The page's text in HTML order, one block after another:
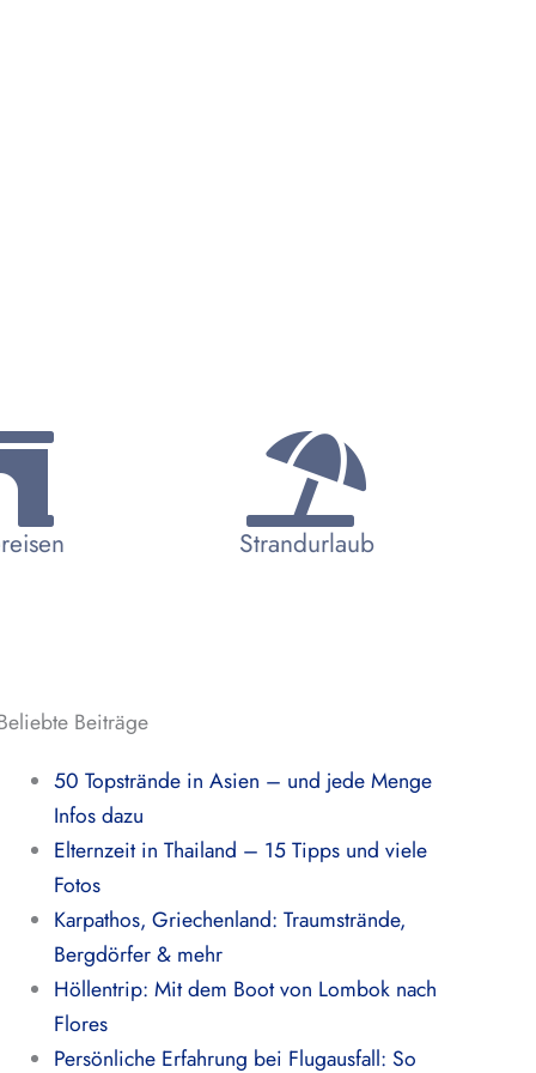
Strandurlaub
Beiträge
50 Topstrände in Asien – und jede Menge
Infos dazu
Elternzeit in Thailand – 15 Tipps und viele
Fotos
Karpathos, Griechenland: Traumstrände,
Bergdörfer & mehr
Höllentrip: Mit dem Boot von Lombok nach
Flores
Persönliche Erfahrung bei Flugausfall: So